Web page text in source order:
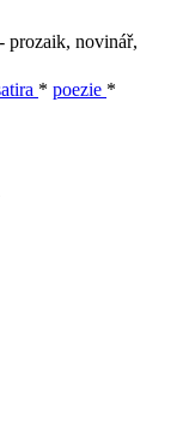
prozaik, novinář,
* poezie *